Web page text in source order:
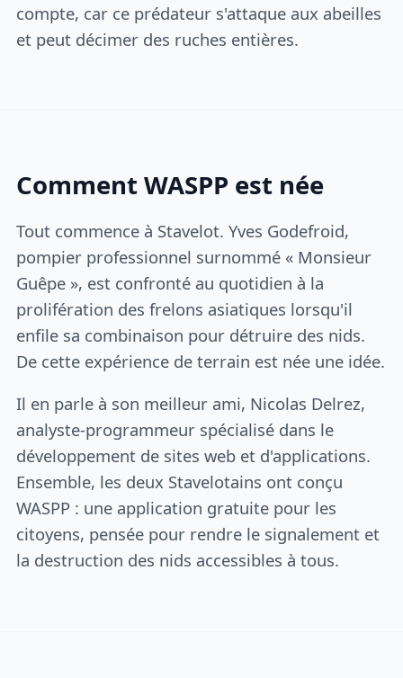
compte, car ce prédateur s'attaque aux abeilles
et peut décimer des ruches entières.
Comment WASPP est née
Tout commence à Stavelot. Yves Godefroid,
pompier professionnel surnommé « Monsieur
Guêpe », est confronté au quotidien à la
prolifération des frelons asiatiques lorsqu'il
enfile sa combinaison pour détruire des nids.
De cette expérience de terrain est née une idée.
Il en parle à son meilleur ami, Nicolas Delrez,
analyste-programmeur spécialisé dans le
développement de sites web et d'applications.
Ensemble, les deux Stavelotains ont conçu
WASPP : une application gratuite pour les
citoyens, pensée pour rendre le signalement et
la destruction des nids accessibles à tous.